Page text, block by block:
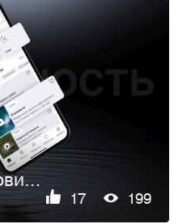
Осознанность: сервис по заботе о ментальном здоровье
17 199